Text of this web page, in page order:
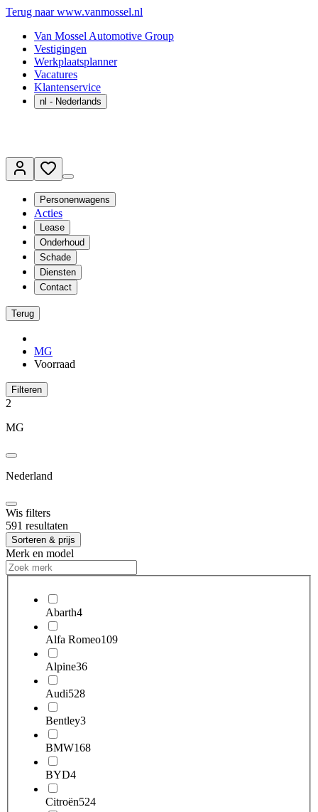
Terug naar www.vanmossel.nl
Van Mossel Automotive Group
Vestigingen
Werkplaatsplanner
Vacatures
Klantenservice
nl - Nederlands
Personenwagens
Acties
Lease
Onderhoud
Schade
Diensten
Contact
Terug
MG
Voorraad
Filteren
2
MG
Nederland
Wis filters
591 resultaten
Sorteren & prijs
Merk en model
Abarth4
Alfa Romeo109
Alpine36
Audi528
Bentley3
BMW168
BYD4
Citroën524